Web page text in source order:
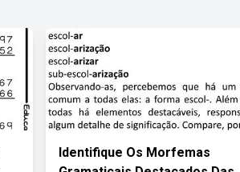
Identifique Os Morfemas